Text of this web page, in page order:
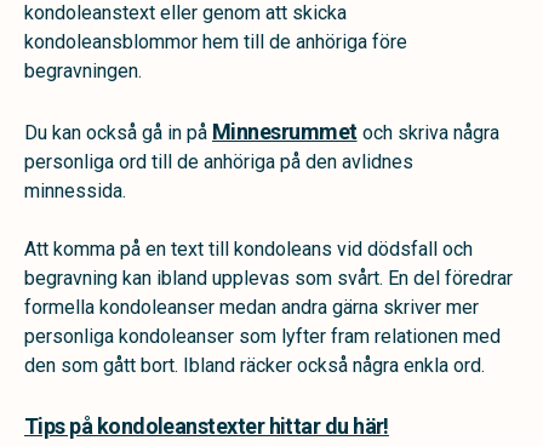
kondoleanstext eller genom att skicka
kondoleansblommor hem till de anhöriga före
begravningen.
Du kan också gå in på Minnesrummetoch skriva några
personliga ord till de anhöriga på den avlidnes
minnessida.
Att komma på en text till kondoleans vid dödsfall och
begravning kan ibland upplevas som svårt. En del föredrar
formella kondoleanser medan andra gärna skriver mer
personliga kondoleanser som lyfter fram relationen med
den som gått bort. Ibland räcker också några enkla ord.
Tips på kondoleanstexter hittar du här!